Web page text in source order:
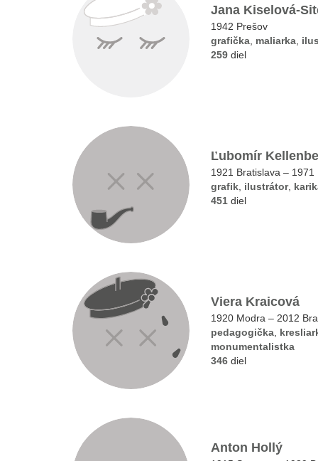
Jana Kiselová-
1942 Prešov
grafička, maliarka,
259 diel
Ľubomír
1921 Bratislava – 1971
grafik, ilustrátor,
451 diel
Viera Kraicová
1920 Modra – 2012
pedagogička,
monumentalistka
346 diel
Anton Hollý